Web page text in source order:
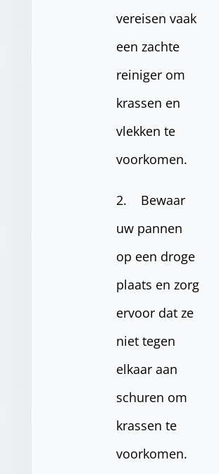
vereisen vaak
een zachte
reiniger om
krassen en
vlekken te
voorkomen.
2. Bewaar
uw pannen
op een droge
plaats en zorg
ervoor dat ze
niet tegen
elkaar aan
schuren om
krassen te
voorkomen.